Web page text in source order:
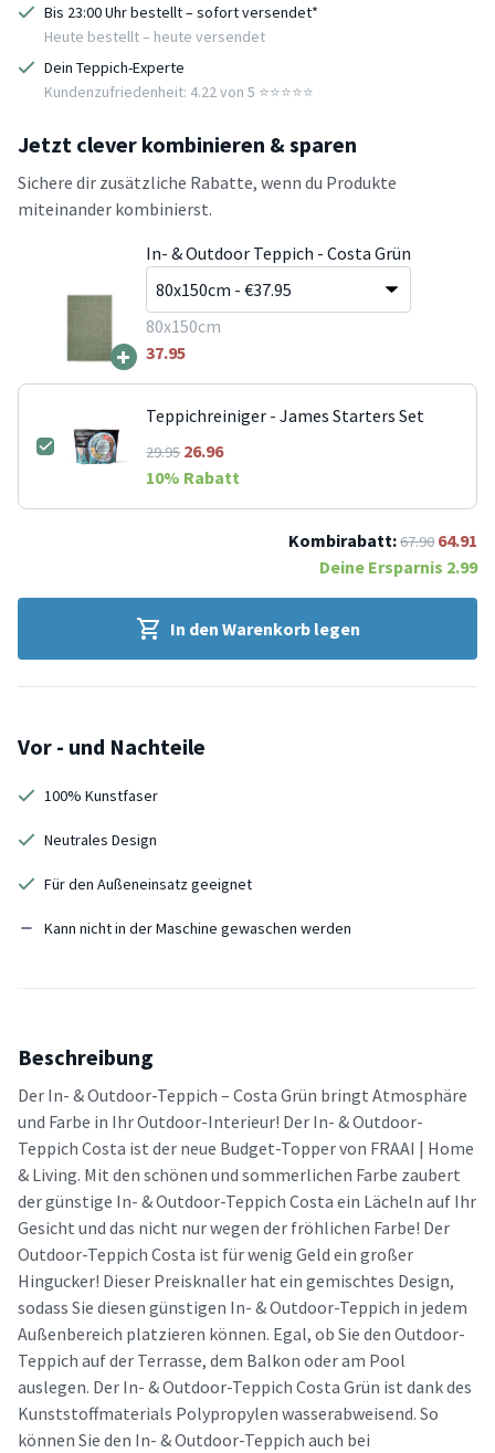
Bis 23:00 Uhr bestellt – sofort versendet*
Heute bestellt – heute versendet
Dein Teppich-Experte
Kundenzufriedenheit: 4.22 von 5 ⭐️⭐️⭐️⭐️⭐️
Jetzt clever kombinieren & sparen
Sichere dir zusätzliche Rabatte, wenn du Produkte
miteinander kombinierst.
+
In- & Outdoor Teppich - Costa Grün
80x150cm
37.95
Teppichreiniger - James Starters Set
29.9526.96
10% Rabatt
Kombirabatt:67.90 64.91
Deine Ersparnis 2.99
In den Warenkorb legen
Vor - und Nachteile
100% Kunstfaser
Neutrales Design
Für den Außeneinsatz geeignet
Kann nicht in der Maschine gewaschen werden
Beschreibung
Der In- & Outdoor-Teppich – Costa Grün bringt Atmosphäre
und Farbe in Ihr Outdoor-Interieur! Der In- & Outdoor-
Teppich Costa ist der neue Budget-Topper von FRAAI | Home
& Living. Mit den schönen und sommerlichen Farbe zaubert
der günstige In- & Outdoor-Teppich Costa ein Lächeln auf Ihr
Gesicht und das nicht nur wegen der fröhlichen Farbe! Der
Outdoor-Teppich Costa ist für wenig Geld ein großer
Hingucker! Dieser Preisknaller hat ein gemischtes Design,
sodass Sie diesen günstigen In- & Outdoor-Teppich in jedem
Außenbereich platzieren können. Egal, ob Sie den Outdoor-
Teppich auf der Terrasse, dem Balkon oder am Pool
auslegen. Der In- & Outdoor-Teppich Costa Grün ist dank des
Kunststoffmaterials Polypropylen wasserabweisend. So
können Sie den In- & Outdoor-Teppich auch bei